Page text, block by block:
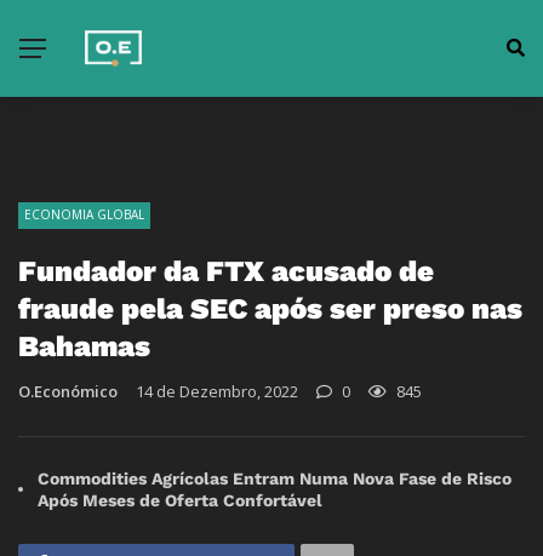
ECONOMIA GLOBAL
Fundador da FTX acusado de
fraude pela SEC após ser preso nas
Bahamas
O.Económico 14 de Dezembro, 2022 0 845
Commodities Agrícolas Entram Numa Nova Fase de Risco
Após Meses de Oferta Confortável